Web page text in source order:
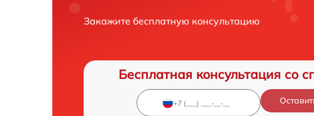
Закажите бесплатную консультацию
Бесплатная консультация со